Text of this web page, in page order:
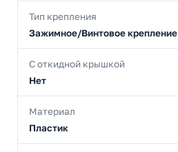
Тип крепления
Зажимное/Винтовое крепление
С откидной крышкой
Нет
Материал
Пластик